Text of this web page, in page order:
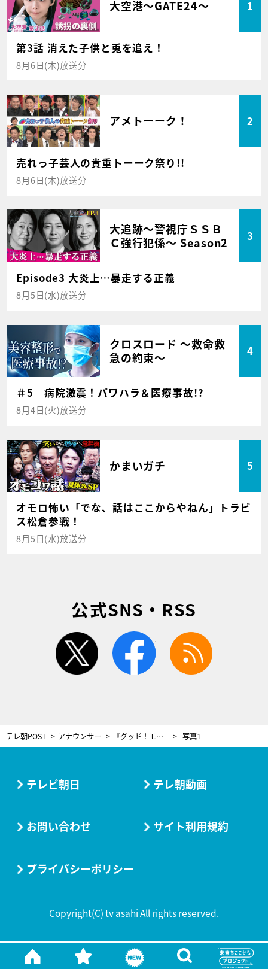
大空港～GATE24～ 1
第3話 消えた子供と兎を追え！
8月6日(木)放送分
アメトーーク！ 2
売れっ子芸人の貴重トーーク祭り!!
8月6日(木)放送分
大追跡～警視庁ＳＳＢ
Ｃ強行犯係～ Season2
3
Episode3 大炎上…暴走する正義
8月5日(水)放送分
クロスロード ～救命救
急の約束～
4
＃5 病院激震！パワハラ＆医療事故!?
8月4日(火)放送分
かまいガチ 5
オモロ怖い「でな、話はここからやねん」トラビ
ス松倉参戦！
8月5日(水)放送分
公式SNS・RSS
twitter facebook
テレ朝POST アナウンサー 『グッド！モーニング』森山みなみアナ、涼し気な浴衣姿を披露！「夏を満喫できました」 写真1
テレビ朝日 テレ朝動画
お問い合わせ サイト利用規約
プライバシーポリシー
Copyright(C) tv asahi All rights reserved.